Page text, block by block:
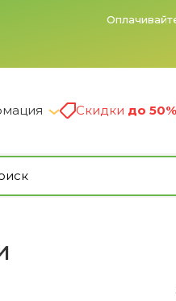
Скидки до 50%